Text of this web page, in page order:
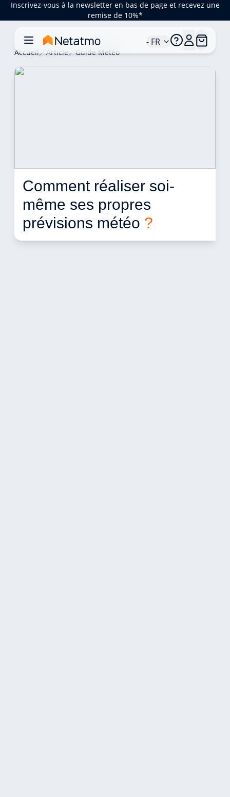
Inscrivez-vous à la newsletter en bas de page et recevez une
remise de 10%*
- FR
Accueil Article Guide Météo
Comment réaliser soi-
même ses propres
prévisions météo ?